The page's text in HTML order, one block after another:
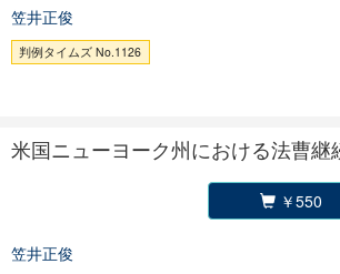
笠井正俊
判例タイムズ No.1126
米国ニューヨーク州における法曹継
￥550
笠井正俊